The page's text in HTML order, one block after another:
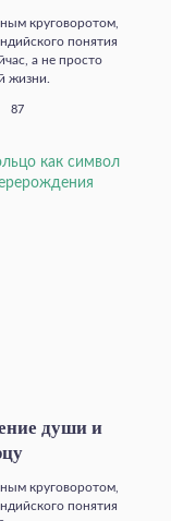
круговоротом,
понятия
а не просто
жизни.
87
души и
круговоротом,
понятия